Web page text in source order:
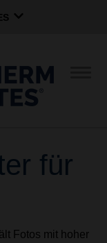
für
Fotos mit hoher